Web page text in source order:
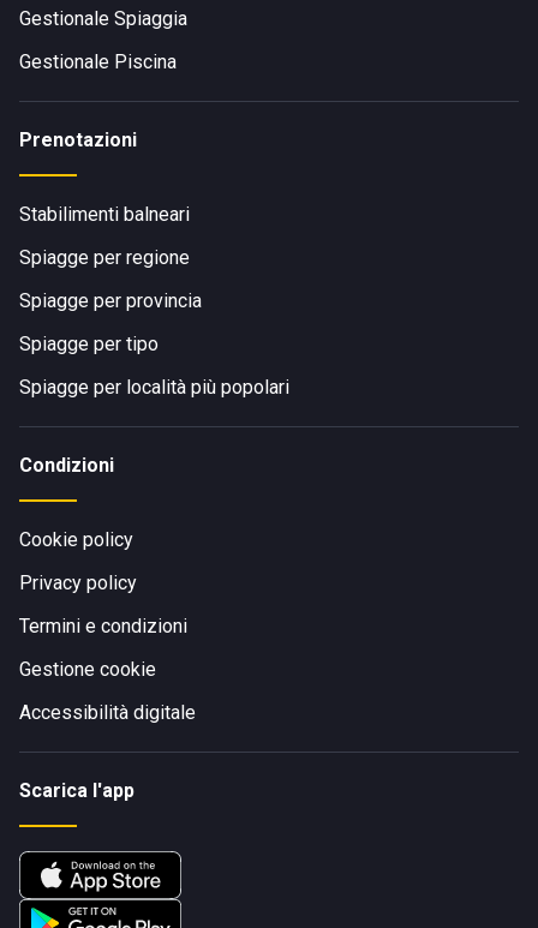
Gestionale Spiaggia
Gestionale Piscina
Prenotazioni
Stabilimenti balneari
Spiagge per regione
Spiagge per provincia
Spiagge per tipo
Spiagge per località più popolari
Condizioni
Cookie policy
Privacy policy
Termini e condizioni
Gestione cookie
Accessibilità digitale
Scarica l'app